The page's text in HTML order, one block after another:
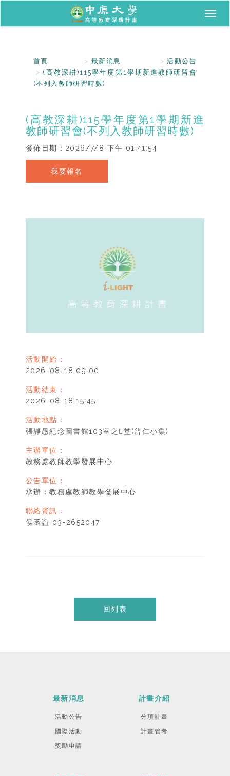
首頁 最新消息
活動公告
(高教深耕)115學年度第1學期新進教師研習會
(不列入教師研習時數)
(高教深耕)115學年度第1學期新進
教師研習會(不列入教師研習時數)
發佈日期： 2026/7/8 下午 01:41:54
我要報名
活動開始：
2026-08-18 09:00
活動結束：
2026-08-18 15:45
活動地點：
張靜愚紀念圖書館103室之堂(普仁小集)
主辦單位：
教務處教師教學發展中心
公告單位：
承辦：教務處教師教學發展中心
聯絡資訊：
侯函諠 03-2652047
回列表
最新消息
活動公告
國際活動
獎勵申請
計畫介紹
分項計畫
計畫管考